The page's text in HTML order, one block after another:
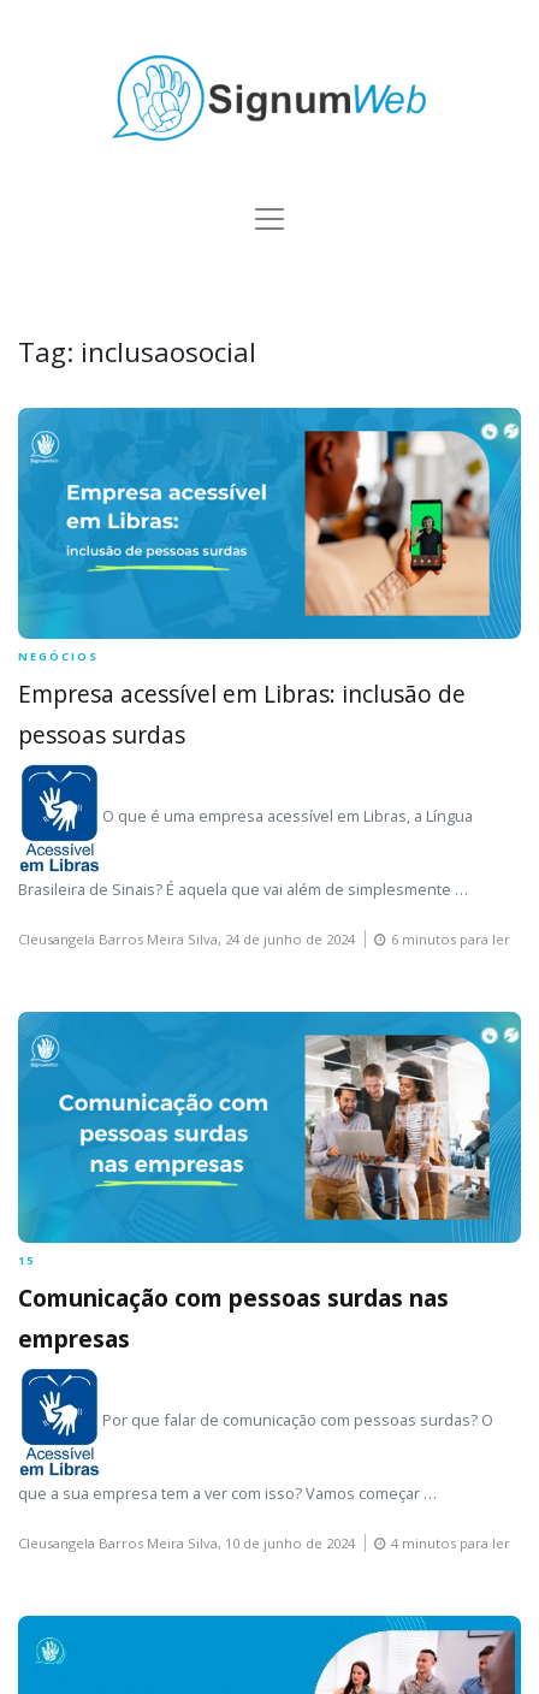
Tag: inclusaosocial
NEGÓCIOS
Empresa acessível em Libras: inclusão de
pessoas surdas
O que é uma empresa acessível em Libras, a Língua
Brasileira de Sinais? É aquela que vai além de simplesmente …
Cleusangela Barros Meira Silva, 24 de junho de 2024 6 minutos para ler
15
Comunicação com pessoas surdas nas
empresas
Por que falar de comunicação com pessoas surdas? O
que a sua empresa tem a ver com isso? Vamos começar …
Cleusangela Barros Meira Silva, 10 de junho de 2024 4 minutos para ler